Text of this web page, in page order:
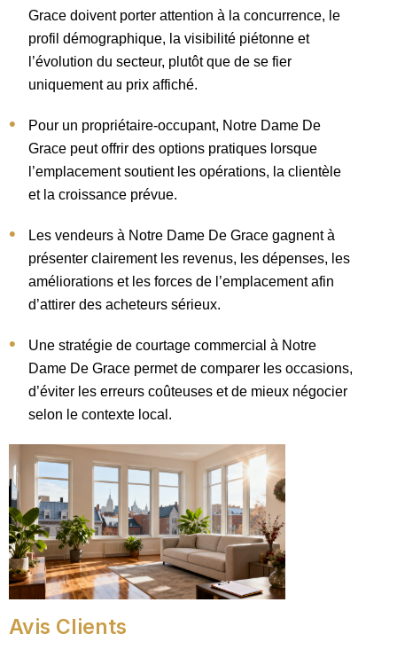
Grace doivent porter attention à la concurrence, le
profil démographique, la visibilité piétonne et
l’évolution du secteur, plutôt que de se fier
uniquement au prix affiché.
Pour un propriétaire-occupant, Notre Dame De
Grace peut offrir des options pratiques lorsque
l’emplacement soutient les opérations, la clientèle
et la croissance prévue.
Les vendeurs à Notre Dame De Grace gagnent à
présenter clairement les revenus, les dépenses, les
améliorations et les forces de l’emplacement afin
d’attirer des acheteurs sérieux.
Une stratégie de courtage commercial à Notre
Dame De Grace permet de comparer les occasions,
d’éviter les erreurs coûteuses et de mieux négocier
selon le contexte local.
Avis Clients